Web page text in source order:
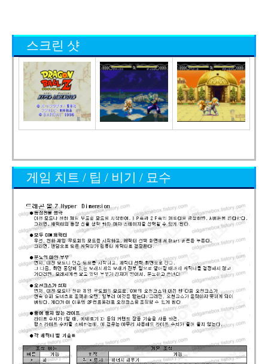
스크린 샷
게임 치트 / 팁 / 비기 / 묘수